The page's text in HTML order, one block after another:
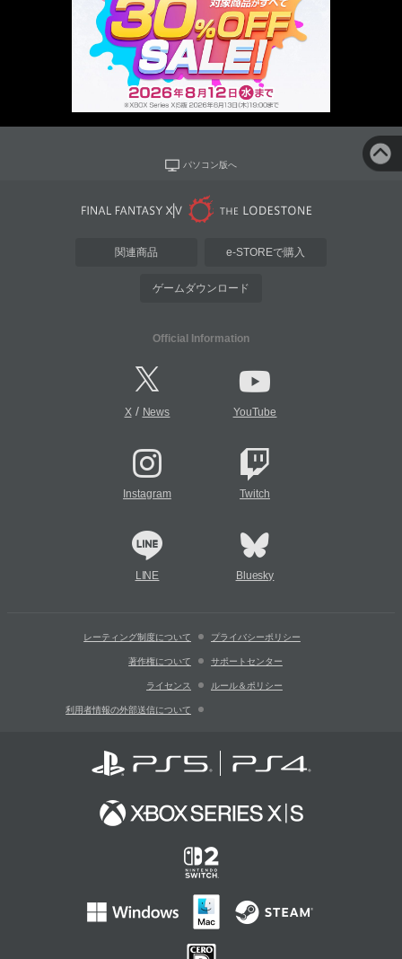
パソコン版へ
関連商品 e-STOREで購入
ゲームダウンロード
Official Information
X/ News YouTube
Instagram Twitch
LINE Bluesky
レーティング制度について プライバシーポリシー
著作権について サポートセンター
ライセンス ルール＆ポリシー
利用者情報の外部送信について